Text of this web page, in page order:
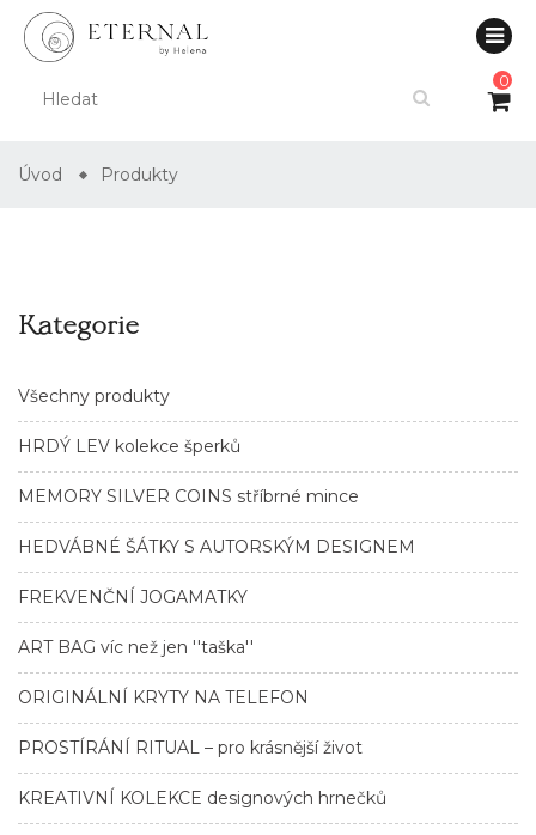
0
Úvod Produkty
Kategorie
Všechny produkty
HRDÝ LEV kolekce šperků
MEMORY SILVER COINS stříbrné mince
HEDVÁBNÉ ŠÁTKY S AUTORSKÝM DESIGNEM
FREKVENČNÍ JOGAMATKY
ART BAG víc než jen ''taška''
ORIGINÁLNÍ KRYTY NA TELEFON
PROSTÍRÁNÍ RITUAL – pro krásnější život
KREATIVNÍ KOLEKCE designových hrnečků